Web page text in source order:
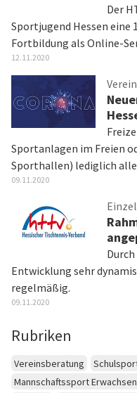
Der
Sportjugend Hessen eine
Fortbildung als Online-
12.11.2020
Sportanlagen im Freien
Sporthallen) lediglich
09.11.2020
Entwicklung sehr
regelmäßig.
09.11.2020
Rubriken
Vereinsberatung
Mannschaftssport